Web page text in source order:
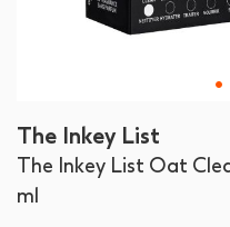
The Inkey List
The Inkey List Oat
ml
til
begynnelsen
av